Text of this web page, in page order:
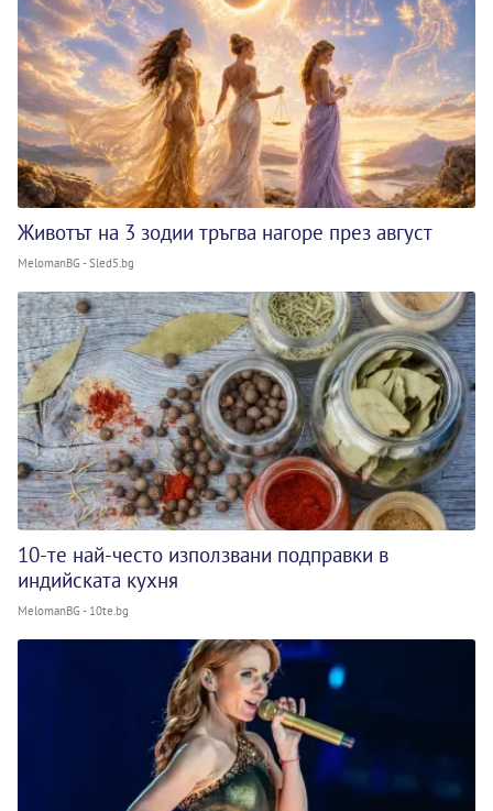
Животът на 3 зодии тръгва нагоре през август
MelomanBG - Sled5.bg
10-те най-често използвани подправки в
индийската кухня
MelomanBG - 10te.bg